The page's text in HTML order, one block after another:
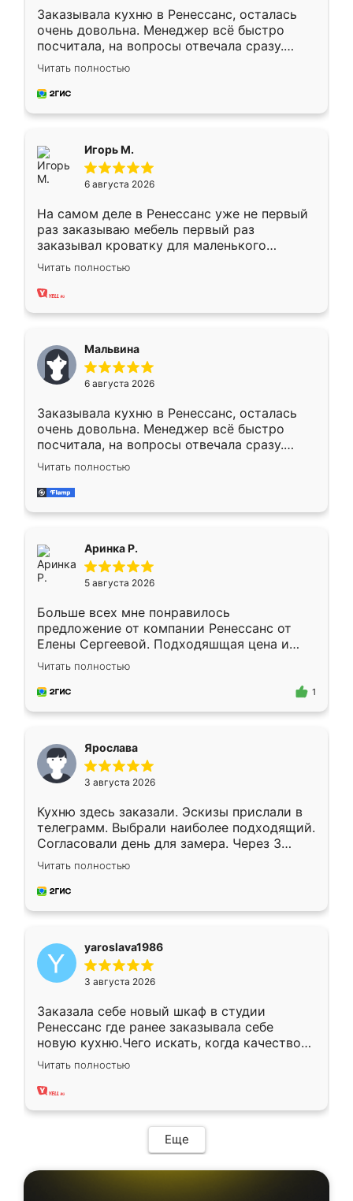
Заказывала кухню в Ренессанс, осталась
очень довольна. Менеджер всё быстро
посчитала, на вопросы отвечала сразу.
Замерщик приехал в субботу, подошёл к
делу со всей ответственностью. Собрали
за день, ребята работали аккуратно, даже
Читать полностью
Игорь М.
6 августа 2026
На самом деле в Ренессанс уже не первый
раз заказываю мебель первый раз
заказывал кроватку для маленького
ребёнка при его рождении ,во второй раз
заказал шкаф-купе. По качеству очень
хорошее сборка достаточно быстрая,
меньше, здесь же он более разнообразный.
Мне нравится ,если что-то потребуется из
мебели буду заказывать только здесь.
Читать полностью
Мальвина
6 августа 2026
Заказывала кухню в Ренессанс, осталась
очень довольна. Менеджер всё быстро
посчитала, на вопросы отвечала сразу.
Замерщик приехал в субботу, подошёл к
делу со всей ответственностью. Собрали
за день, ребята работали аккуратно, даже
Читать полностью
Аринка Р.
5 августа 2026
Больше всех мне понравилось
предложение от компании Ренессанс от
Елены Сергеевой. Подходяшщая цена и
короткие сроки изготовления. Приехавший
для замера сотрудник Владислав
предложил по моему эскизу самый
Читать полностью
1
Ярослава
3 августа 2026
Кухню здесь заказали. Эскизы прислали в
телеграмм. Выбрали наиболее подходящий.
Согласовали день для замера. Через 3
недели кухня была уже готова. Остались
довольны работой. Спасибо Ренессанс
мебель за качественную работу!
Читать полностью
yaroslava1986
3 августа 2026
Заказала себе новый шкаф в студии
Ренессанс где ранее заказывала себе
новую кухню.Чего искать, когда качеством
вполне довольна. Служит кухня уже почти
два года, нареканий нет.
Читать полностью
Еще